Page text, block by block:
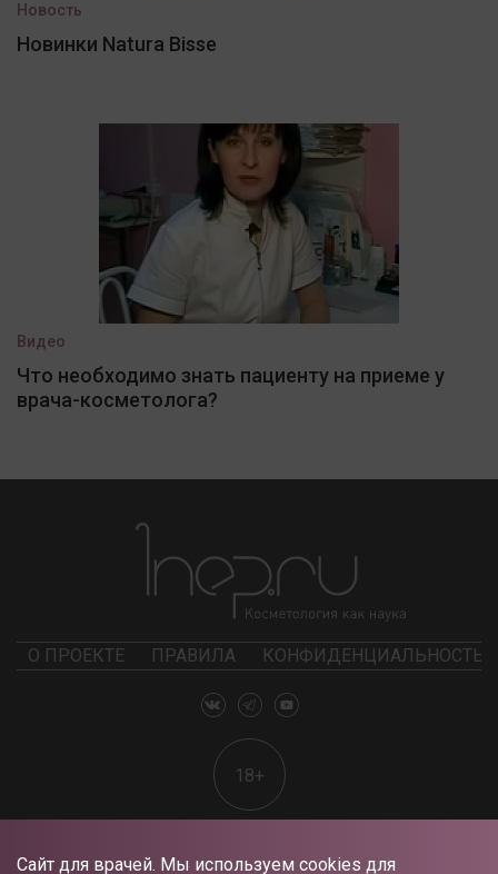
Сайт для врачей. Мы используем cookies для
Новость
Новинки Natura Bisse
Видео
Что необходимо знать пациенту на приеме у
врача-косметолога?
О ПРОЕКТЕ ПРАВИЛА КОНФИДЕНЦИАЛЬНОСТЬ
18+